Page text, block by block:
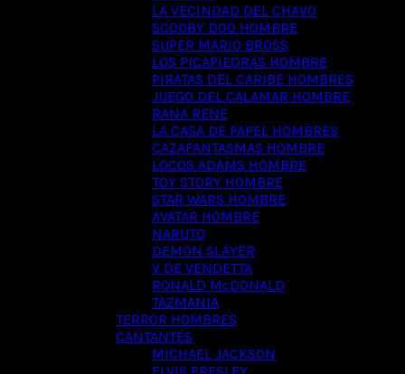
LA VECINDAD DEL CHAVO
SCOOBY DOO HOMBRE
SUPER MARIO BROSS
LOS PICAPIEDRAS HOMBRE
PIRATAS DEL CARIBE HOMBRES
JUEGO DEL CALAMAR HOMBRE
RANA RENE
LA CASA DE PAPEL HOMBRES
CAZAFANTASMAS HOMBRE
LOCOS ADAMS HOMBRE
TOY STORY HOMBRE
STAR WARS HOMBRE
AVATAR HOMBRE
NARUTO
DEMON SLAYER
V DE VENDETTA
RONALD McDONALD
TAZMANIA
TERROR HOMBRES
CANTANTES
MICHAEL JACKSON